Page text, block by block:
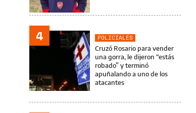
4
POLICIALES
Cruzó Rosario para vender
una gorra, le dijeron “estás
robado” y terminó
apuñalando a uno de los
atacantes